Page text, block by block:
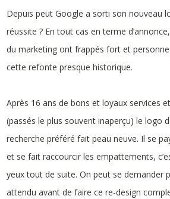
Depuis peut Google a sorti son nouveau
réussite ? En tout cas en terme
du marketing ont frappés fort et personne
cette refonte presque historique.
Après 16 ans de bons et loyaux services
(passés le plus souvent inaperçu) le logo
recherche préféré fait peau neuve. Il se
et se fait raccourcir les empattements,
yeux tout de suite. On peut se demander
attendu avant de faire ce re-design